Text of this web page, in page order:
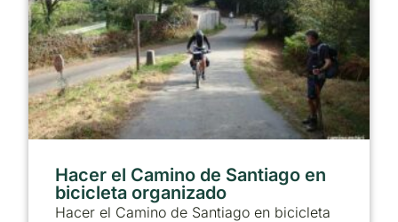
Hacer el Camino de Santiago en
bicicleta organizado
Hacer el Camino de Santiago en bicicleta